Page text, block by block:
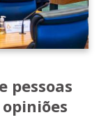
pessoas